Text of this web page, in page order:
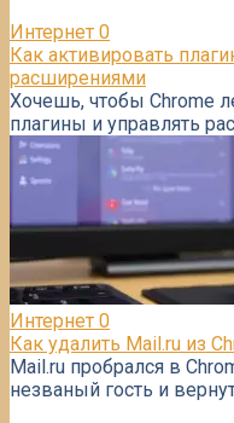
Интернет 0
Как активировать
расширениями
Хочешь, чтобы Chrome
плагины и управлять
Интернет 0
Как удалить Mail.ru из
Mail.ru пробрался в
незваный гость и